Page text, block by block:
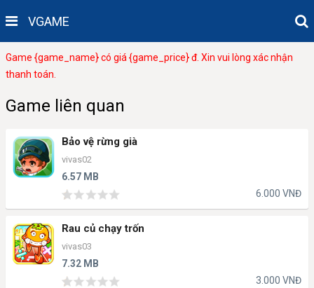
VGAME
Game {game_name} có giá {game_price} đ. Xin vui lòng xác nhận
thanh toán.
Game liên quan
Bảo vệ rừng già
vivas02
6.57 MB
6.000 VNĐ
Rau củ chạy trốn
vivas03
7.32 MB
3.000 VNĐ